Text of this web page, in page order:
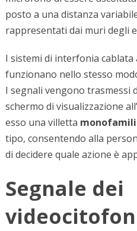
posto a una distanza
rappresentati dai muri degli
I sistemi di interfonia cablata
funzionano nello stesso
I segnali vengono
schermo di visualizzazione
esso una villetta
tipo, consentendo alla
di decidere quale azione è
Segnale dei